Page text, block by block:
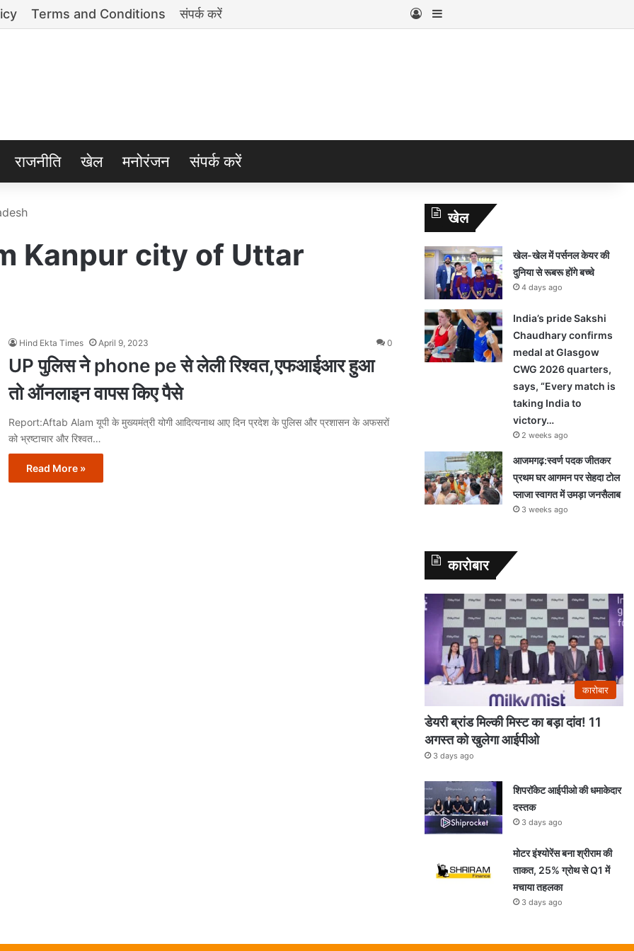
Terms and Conditions संपर्क करें Log InSidebar
राजनीति खेल मनोरंजन संपर्क करें
Kanpur city of Uttar
Hind Ekta Times April 9, 2023 0
UP पुलिस ने phone pe से लेली रिश्वत,एफआईआर हुआ
तो ऑनलाइन वापस किए पैसे
Report:Aftab Alam यूपी के मुख्यमंत्री योगी आदित्यनाथ आए दिन प्रदेश के पुलिस और प्रशासन के अफसरों
को भ्रष्टाचार और रिश्वत…
Read More »
खेल
खेल-खेल में पर्सनल केयर की
दुनिया से रूबरू होंगे बच्चे
4 days ago
India’s pride Sakshi
Chaudhary confirms
medal at Glasgow
CWG 2026 quarters,
says, “Every match is
taking India to
victory…
2 weeks ago
आजमगढ़:स्वर्ण पदक जीतकर
प्रथम घर आगमन पर सेहदा टोल
प्लाजा स्वागत में उमड़ा जनसैलाब
3 weeks ago
कारोबार
कारोबार
डेयरी ब्रांड मिल्की मिस्ट का बड़ा दांव! 11
अगस्त को खुलेगा आईपीओ
3 days ago
शिपरॉकेट आईपीओ की धमाकेदार
दस्तक
3 days ago
मोटर इंश्योरेंस बना श्रीराम की
ताकत, 25% ग्रोथ से Q1 में
मचाया तहलका
3 days ago